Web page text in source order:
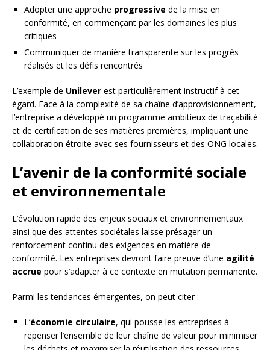
Adopter une approche progressive de la mise en
conformité, en commençant par les domaines les plus
critiques
Communiquer de manière transparente sur les progrès
réalisés et les défis rencontrés
L’exemple de Unilever est particulièrement instructif à cet
égard. Face à la complexité de sa chaîne d’approvisionnement,
l’entreprise a développé un programme ambitieux de traçabilité
et de certification de ses matières premières, impliquant une
collaboration étroite avec ses fournisseurs et des ONG locales.
L’avenir de la conformité sociale
et environnementale
L’évolution rapide des enjeux sociaux et environnementaux
ainsi que des attentes sociétales laisse présager un
renforcement continu des exigences en matière de
conformité. Les entreprises devront faire preuve d’une agilité
accrue pour s’adapter à ce contexte en mutation permanente.
Parmi les tendances émergentes, on peut citer :
L’économie circulaire, qui pousse les entreprises à
repenser l’ensemble de leur chaîne de valeur pour minimiser